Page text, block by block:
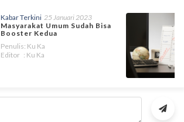
Kabar Terkini 25 Januari 2023
Masyarakat Umum Sudah Bisa
Booster Kedua
Penulis: Ku Ka
Editor : Ku Ka